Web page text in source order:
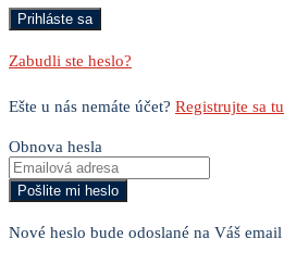
Zabudli ste heslo?
Ešte u nás nemáte účet? Registrujte sa tu
Obnova hesla
Nové heslo bude odoslané na Váš email